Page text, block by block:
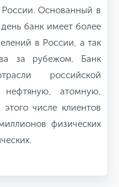
Основанный в
банк имеет более
в России, а так
за рубежом. Банк
российской
атомную,
числе клиентов
физических